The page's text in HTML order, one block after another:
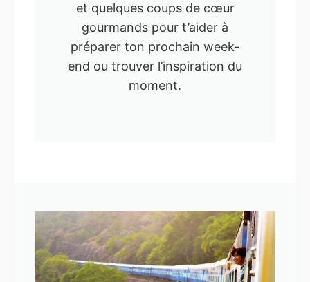
et quelques coups de cœur
gourmands pour t’aider à
préparer ton prochain week-
end ou trouver l’inspiration du
moment.